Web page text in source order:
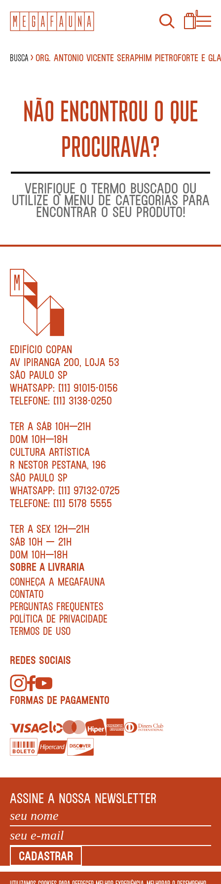
0
Busca Org. Antonio Vicente Seraphim Pietroforte e
NÃO ENCONTROU O QUE
PROCURAVA?
VERIFIQUE O TERMO BUSCADO OU
UTILIZE O MENU DE CATEGORIAS PARA
ENCONTRAR O SEU PRODUTO!
EDIFÍCIO COPAN
AV IPIRANGA 200, LOJA 53
SÃO PAULO SP
WHATSAPP: [11] 91015-0156
TELEFONE: [11] 3138-0250
TER A SÁB 10H—21H
DOM 10H—18H
CULTURA ARTÍSTICA
R NESTOR PESTANA, 196
SÃO PAULO SP
WHATSAPP: [11] 97132-0725
TELEFONE: [11] 5178 5555
TER A SEX 12H—21H
SÁB 10H — 21H
DOM 10H—18H
SOBRE A LIVRARIA
CONHEÇA A MEGAFAUNA
CONTATO
PERGUNTAS FREQUENTES
POLÍTICA DE PRIVACIDADE
TERMOS DE USO
REDES SOCIAIS
FORMAS DE PAGAMENTO
ASSINE A NOSSA NEWSLETTER
CADASTRAR